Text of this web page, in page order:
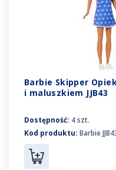
Barbie Skipper
i maluszkiem JJB43
Dostępność: 4 szt.
Kod produktu: Barbie